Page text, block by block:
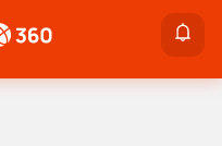
Войти